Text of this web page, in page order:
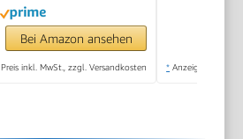
Bei Amazon ansehen
Preis inkl. MwSt., zzgl. Versandkosten * Anzeige